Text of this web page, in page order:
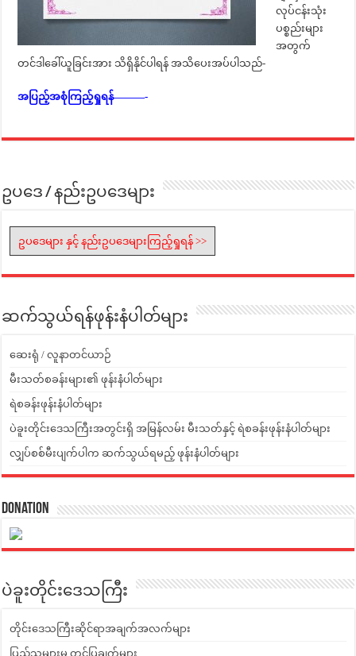
လုပ်ငန်းသုံး
ပစ္စည်းများ
အတွက်
တင်ဒါခေါ်ယူခြင်းအား သိရှိနိုင်ပါရန် အသိပေးအပ်ပါသည်-
အပြည့်အစုံကြည့်ရှုရန်———-
ဥပဒေ / နည်းဥပဒေများ
ဥပဒေများ နှင့် နည်းဥပဒေများကြည့်ရှုရန် >>
ဆက်သွယ်ရန်ဖုန်းနံပါတ်များ
ဆေးရုံ / လူနာတင်ယာဉ်
မီးသတ်စခန်းများ၏ ဖုန်းနံပါတ်များ
ရဲစခန်းဖုန်းနံပါတ်များ
ပဲခူးတိုင်းဒေသကြီးအတွင်းရှိ အမြန်လမ်း မီးသတ်နှင့် ရဲစခန်းဖုန်းနံပါတ်များ
လျှပ်စစ်မီးပျက်ပါက ဆက်သွယ်ရမည့် ဖုန်းနံပါတ်များ
Donation
ပဲခူးတိုင်းဒေသကြီး
တိုင်းဒေသကြီးဆိုင်ရာအချက်အလက်များ
ပြည်သူများမှ တင်ပြချက်များ